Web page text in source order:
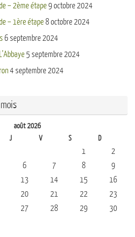
– 2ème étape9 octobre 2024
– 1ère étape8 octobre 2024
6 septembre 2024
5 septembre 2024
4 septembre 2024
août 2026
J V S D
1
2
6 7 8
9
13 14 15
16
20 21 22
23
27 28 29
30